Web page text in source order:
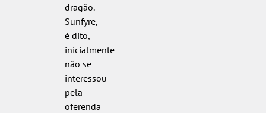
dragão.
Sunfyre,
é dito,
inicialmente
não se
interessou
pela
oferenda